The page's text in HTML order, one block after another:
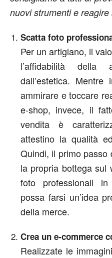
nuovi strumenti e reagire
Scatta foto
Per un artigiano, il
l’affidabilità della
dall’estetica.
ammirare e toccare
e-shop, invece, il
vendita è
attestino la qualità
Quindi, il primo passo
la propria bottega sul
foto professionali
possa farsi un’idea
della merce.
Crea un e-commerce
Realizzate le